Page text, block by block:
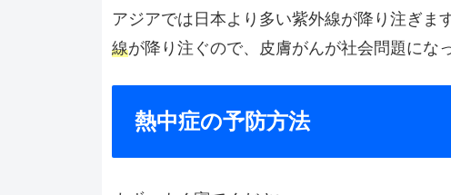
アジアでは日本より多い紫外線が降り注ぎます
線が降り注ぐので、皮膚がんが社会問題にな
熱中症の予防方法